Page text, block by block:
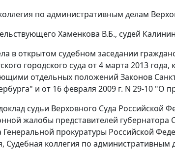
по административным делам
Хаменкова В.Б., судей
в открытом судебном заседании
городского суда от 4 марта 2013
отдельных положений Законов
и от 16 февраля 2009 г. N 29-10 "О
судьи Верховного Суда Российской
жалобы представителей губернатора
Генеральной прокуратуры Российской
Судебная коллегия по